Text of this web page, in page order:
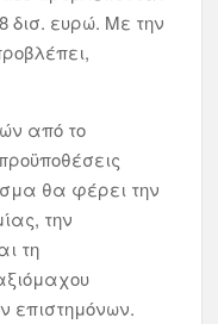
δισ. ευρώ. Με την
από το
θα φέρει την
την
τη
επιστημόνων.